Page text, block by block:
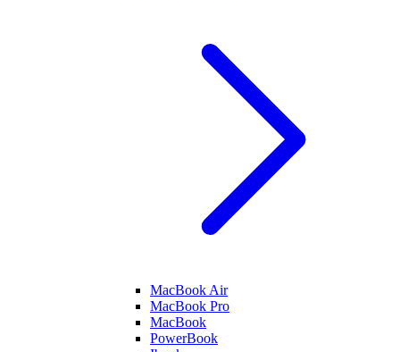
MacBook Air
MacBook Pro
MacBook
PowerBook